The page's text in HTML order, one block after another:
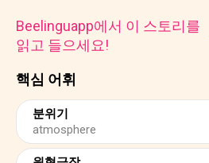
핵심 어휘
분위기
atmosphere
Beelinguapp에서 이 스토리를
읽고 들으세요!